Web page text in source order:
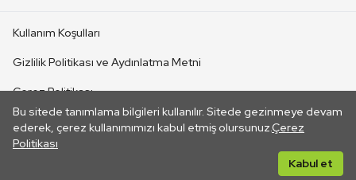
Bu sitede tanımlama bilgileri kullanılır. Sitede gezinmeye devam
ederek, çerez kullanımımızı kabul etmiş olursunuz.Çerez
Politikası
Kabul et
CANLI YAYINLAR
Kullanım Koşulları
Gizlilik Politikası ve Aydınlatma Metni
Çerez Politikası
İletişim
Her hakkı saklıdır. ©2026 TRT. Bağlantı yoluyla gidilen dış